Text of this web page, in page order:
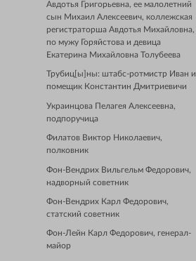
Авдотья Григорьевна, ее малолетний
сын Михаил Алексеевич, коллежская
регистраторша Авдотья Михайловна,
по мужу Горяйстова и девица
Екатерина Михайловна Толубеева
Трубиц[ы]ны: штабс-ротмистр Иван и
помещик Константин Дмитриевичи
Украинцова Пелагея Алексеевна,
подпоручица
Филатов Виктор Николаевич,
полковник
Фон-Вендрих Вильгельм Федорович,
надворный советник
Фон-Вендрих Карл Федорович,
статский советник
Фон-Лейн Карл Федорович, генерал-
майор